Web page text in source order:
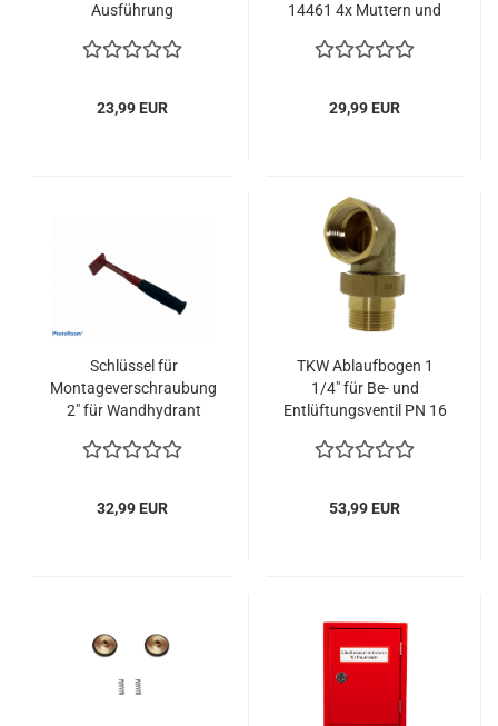
Ausführung
23,99 EUR
14461 4x Muttern und
29,99 EUR
Schlüssel für
Montageverschraubung
2" für Wandhydrant
32,99 EUR
TKW Ablaufbogen 1
1/4" für Be- und
Entlüftungsventil PN 16
53,99 EUR